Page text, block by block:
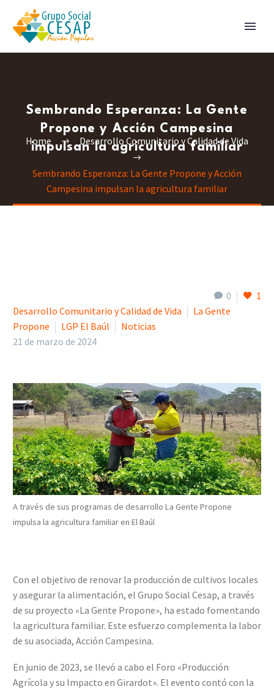
Sembrando Esperanza: La Gente
Propone y Acción Campesina
impulsan la agricultura familiar
Home Desarrollo Comunitario y Calidad de Vida
Sembrando Esperanza: La Gente Propone y Acción
Campesina impulsan la agricultura familiar
0
1
Desarrollo Comunitario y Calidad de Vida
La Gente
Propone
LGP El Baúl
Noticias
21 de marzo de 2024
A través de sus programas de desarrollo La Gente Propone
impulsa la agricultura familiar en El Baúl
Con el objetivo de renovar la producción de cultivos locales
y asegurar la alimentación, el Grupo Social Cesap, a través
de su proyecto «La Gente Propone», ha estado fomentando
la agricultura familiar. Este esfuerzo complementa la labor
de su asociada, Acción Campesina.
En junio de 2023, se llevó a cabo el Foro «Producción
Agrícola y su Impacto en Girardot». El evento contó con la